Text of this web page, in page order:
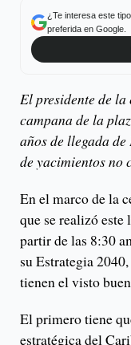
¿Te interesa este
preferida en Google.
El presidente de
campana de la
años de llegada
de yacimientos no
En el marco de la
que se realizó
partir de las 8:30
su Estrategia
tienen el visto
El primero tiene
estratégica del